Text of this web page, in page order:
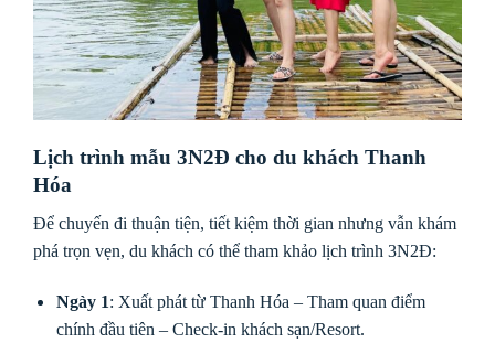
Lịch trình mẫu 3N2Đ cho du khách Thanh
Hóa
Để chuyến đi thuận tiện, tiết kiệm thời gian nhưng vẫn khám
phá trọn vẹn, du khách có thể tham khảo lịch trình 3N2Đ:
Ngày 1: Xuất phát từ Thanh Hóa – Tham quan điểm
chính đầu tiên – Check-in khách sạn/Resort.